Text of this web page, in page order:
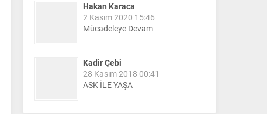
Hakan Karaca
2 Kasım 2020 15:46
Mücadeleye Devam
Kadir Çebi
28 Kasım 2018 00:41
ASK İLE YAŞA